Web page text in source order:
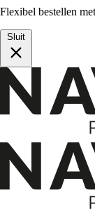
Flexibel bestellen
Sluit